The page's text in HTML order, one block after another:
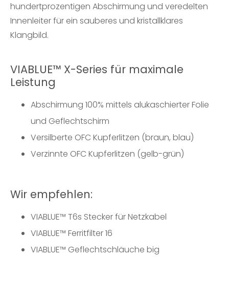
hundertprozentigen Abschirmung und veredelten
Innenleiter für ein sauberes und kristallklares
Klangbild.
VIABLUE™ X-Series für maximale
Leistung
Abschirmung 100% mittels alukaschierter Folie
und Geflechtschirm
Versilberte OFC Kupferlitzen (braun, blau)
Verzinnte OFC Kupferlitzen (gelb-grün)
Wir empfehlen:
VIABLUE™ T6s Stecker für Netzkabel
VIABLUE™ Ferritfilter 16
VIABLUE™ Geflechtschläuche big